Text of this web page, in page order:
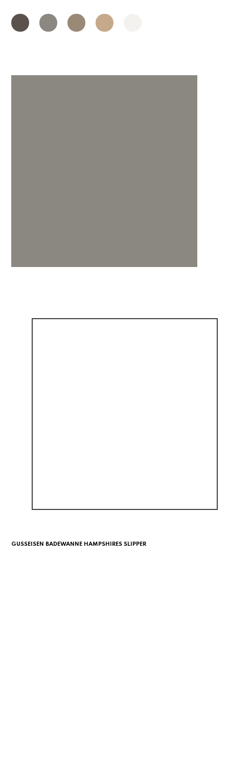
GUSSEISEN BADEWANNE HAMPSHIRES SLIPPER